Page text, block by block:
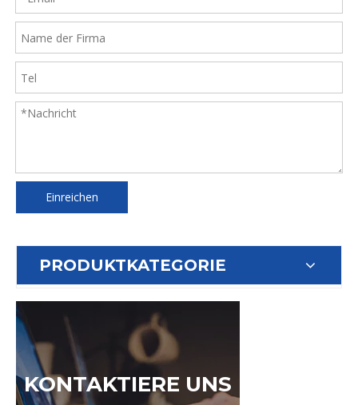
Einreichen
PRODUKTKATEGORIE
KONTAKTIERE UNS